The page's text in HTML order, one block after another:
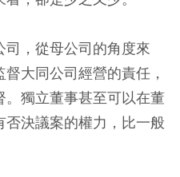
，從母公司的角度來
大同公司經營的責任，
獨立董事甚至可以在董
決議案的權力，比一般